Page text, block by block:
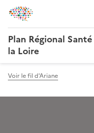
Plan Régional
la Loire
Voir le fil d'Ariane